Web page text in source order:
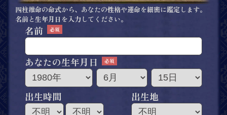
四柱推命の命式から、あなたの性格や運命を細密に鑑定します。
名前と生年月日を入力してください。
名前
あなたの生年月日
出生時間 出生地